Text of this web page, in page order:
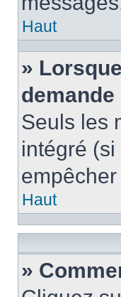
Haut
»
Seuls les
intégré
Haut
»